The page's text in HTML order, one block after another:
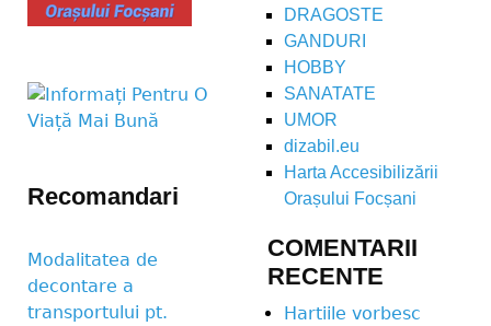
Recomandari
Modalitatea de
decontare a
transportului pt.
DRAGOSTE
GANDURI
HOBBY
SANATATE
UMOR
dizabil.eu
Harta Accesibilizării
Orașului Focșani
COMENTARII
RECENTE
Hartiile vorbesc